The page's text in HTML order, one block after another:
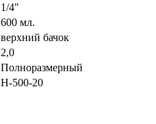
1/4"
600 мл.
верхний бачок
2,0
Полноразмерный
H-500-20